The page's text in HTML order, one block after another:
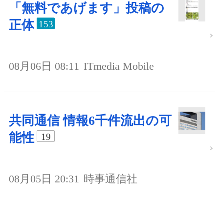
「無料であげます」投稿の
正体 153
08月06日 08:11 ITmedia Mobile
共同通信 情報6千件流出の可
能性
19
08月05日 20:31 時事通信社